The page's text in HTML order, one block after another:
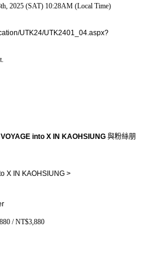
2025 (SAT) 10:28AM (Local Time)
UTK24/UTK2401_04.aspx?
into X IN KAOHSIUNG 與粉絲朋
X IN KAOHSIUNG >
/ NT$3,880